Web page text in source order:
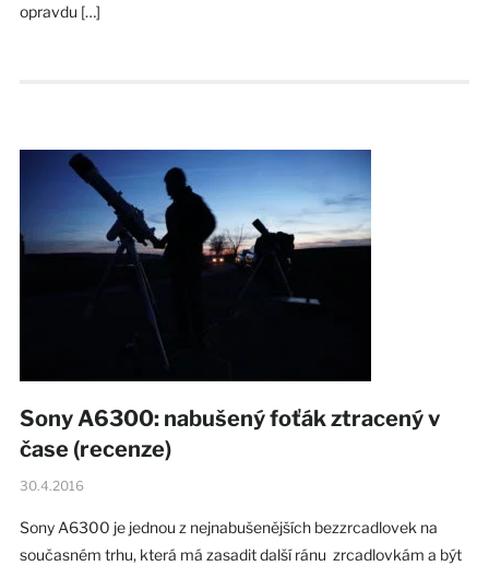
opravdu […]
Sony A6300: nabušený foťák ztracený v
čase (recenze)
30.4.2016
Sony A6300 je jednou z nejnabušenějších bezzrcadlovek na
současném trhu, která má zasadit další ránu zrcadlovkám a být